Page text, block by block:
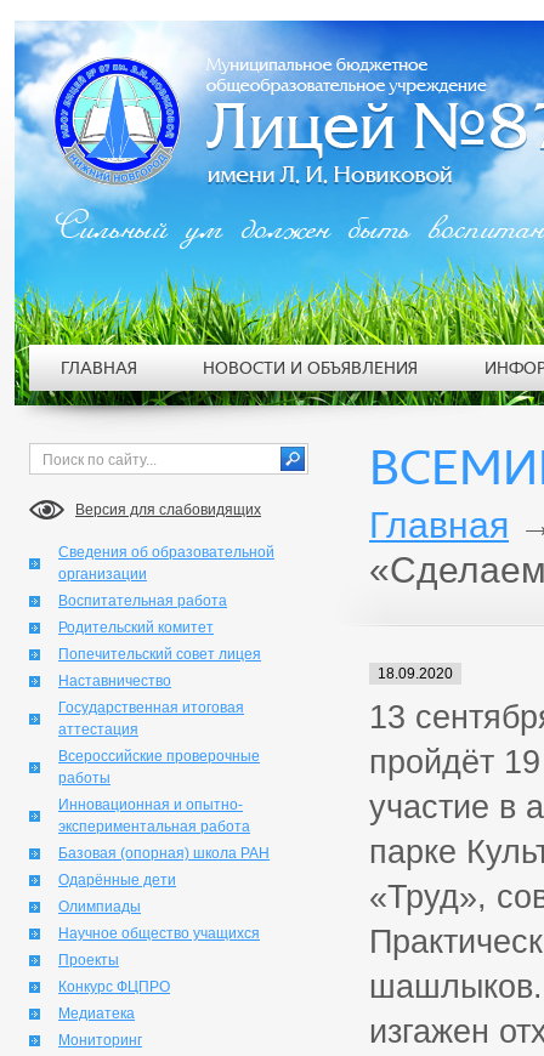
Версия для слабовидящих
Сведения об образовательной
организации
Воспитательная работа
Родительский комитет
Попечительский совет лицея
Наставничество
Государственная итоговая
аттестация
Всероссийские проверочные
работы
Инновационная и опытно-
экспериментальная работа
Базовая (опорная) школа РАН
Одарённые дети
Олимпиады
Научное общество учащихся
Проекты
Конкурс ФЦПРО
Медиатека
Мониторинг
Главная
18.09.2020
13
пройдёт
участие в
парке
«Труд»,
шашлыков.
изгажен
Сильный ум должен быть
ГЛАВНАЯ НОВОСТИ И ОБЪЯВЛЕНИЯ